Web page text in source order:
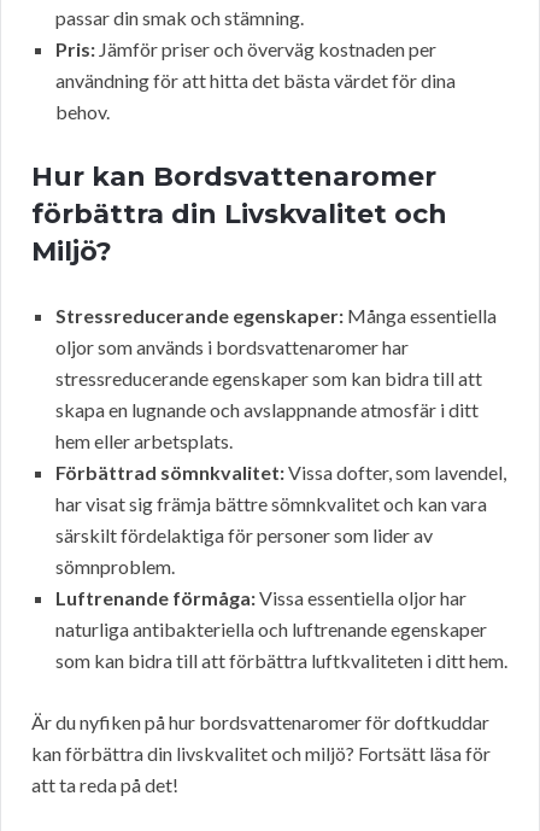
passar din smak och stämning.
Pris: Jämför priser och överväg kostnaden per
användning för att hitta det bästa värdet för dina
behov.
Hur kan Bordsvattenaromer
förbättra din Livskvalitet och
Miljö?
Stressreducerande egenskaper: Många essentiella
oljor som används i bordsvattenaromer har
stressreducerande egenskaper som kan bidra till att
skapa en lugnande och avslappnande atmosfär i ditt
hem eller arbetsplats.
Förbättrad sömnkvalitet:Vissa dofter, som lavendel,
har visat sig främja bättre sömnkvalitet och kan vara
särskilt fördelaktiga för personer som lider av
sömnproblem.
Luftrenande förmåga:Vissa essentiella oljor har
naturliga antibakteriella och luftrenande egenskaper
som kan bidra till att förbättra luftkvaliteten i ditt hem.
Är du nyfiken på hur bordsvattenaromer för doftkuddar
kan förbättra din livskvalitet och miljö? Fortsätt läsa för
att ta reda på det!